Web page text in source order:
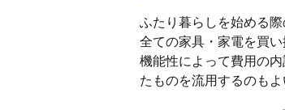
ふたり暮らしを始める
全ての家具・家電を買
機能性によって費用の
たものを流用するのもよ